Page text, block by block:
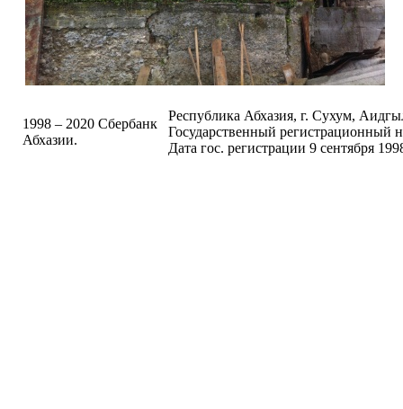
1998 – 2020 Сбербанк
Абхазии.
Республика Абхазия, г. Сухум,
Государственный регистрационный
Дата гос. регистрации 9 сентября